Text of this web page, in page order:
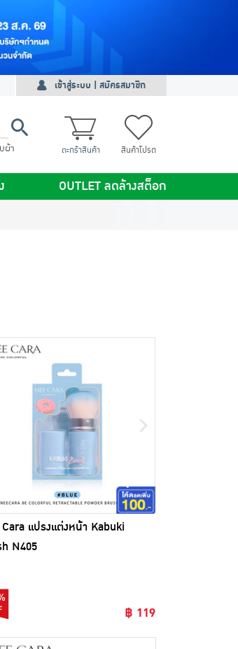
เข้าสู่ระบบ | สมัครสมาชิก
ผ้า
ตะกร้าสินค้า สินค้าโปรด
OUTLET ลดล้างสต็อก
แปรงแต่งหน้า Kabuki
N405
฿ 119